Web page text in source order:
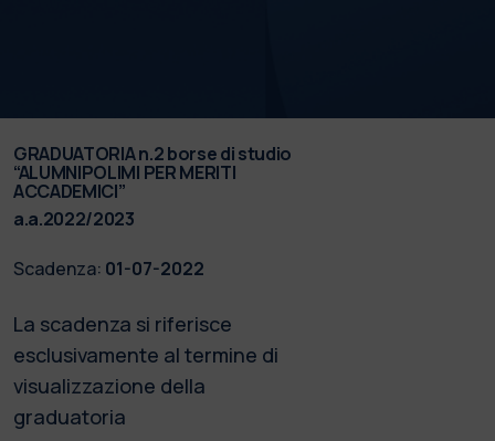
GRADUATORIA n.2 borse di studio
“ALUMNIPOLIMI PER MERITI
ACCADEMICI”
a.a.2022/2023
Scadenza: 01-07-2022
La scadenza si riferisce
esclusivamente al termine di
visualizzazione della
graduatoria